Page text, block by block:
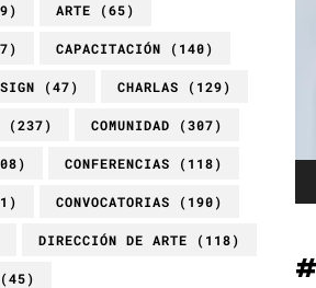
ARTE (65)
CAPACITACIÓN (140)
(47) CHARLAS (129)
(237) COMUNIDAD (307)
CONFERENCIAS (118)
CONVOCATORIAS (190)
DIRECCIÓN DE ARTE (118)
(45)